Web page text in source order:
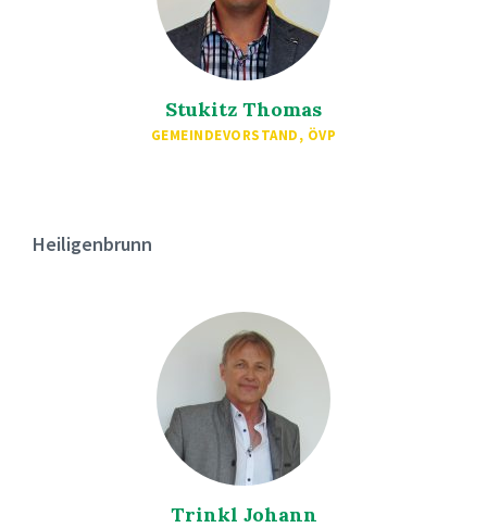
Stukitz Thomas
GEMEINDEVORSTAND, ÖVP
Heiligenbrunn
Trinkl Johann